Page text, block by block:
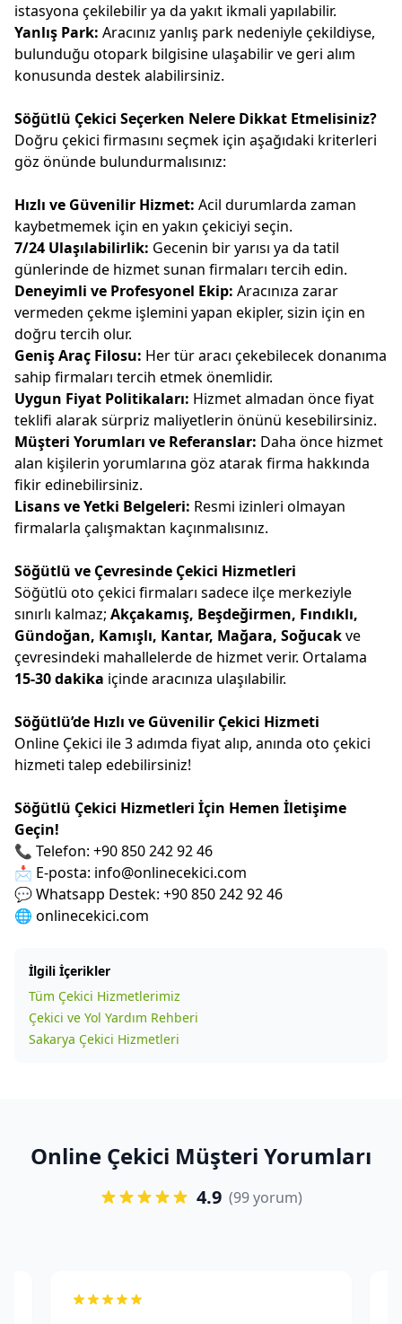
istasyona çekilebilir ya da yakıt ikmali yapılabilir.
Yanlış Park: Aracınız yanlış park nedeniyle çekildiyse,
bulunduğu otopark bilgisine ulaşabilir ve geri alım
konusunda destek alabilirsiniz.
Söğütlü Çekici Seçerken Nelere Dikkat Etmelisiniz?
Doğru çekici firmasını seçmek için aşağıdaki kriterleri
göz önünde bulundurmalısınız:
Hızlı ve Güvenilir Hizmet: Acil durumlarda zaman
kaybetmemek için en yakın çekiciyi seçin.
7/24 Ulaşılabilirlik: Gecenin bir yarısı ya da tatil
günlerinde de hizmet sunan firmaları tercih edin.
Deneyimli ve Profesyonel Ekip: Aracınıza zarar
vermeden çekme işlemini yapan ekipler, sizin için en
doğru tercih olur.
Geniş Araç Filosu: Her tür aracı çekebilecek donanıma
sahip firmaları tercih etmek önemlidir.
Uygun Fiyat Politikaları: Hizmet almadan önce fiyat
teklifi alarak sürpriz maliyetlerin önünü kesebilirsiniz.
Müşteri Yorumları ve Referanslar: Daha önce hizmet
alan kişilerin yorumlarına göz atarak firma hakkında
fikir edinebilirsiniz.
Lisans ve Yetki Belgeleri: Resmi izinleri olmayan
firmalarla çalışmaktan kaçınmalısınız.
Söğütlü ve Çevresinde Çekici Hizmetleri
Söğütlü oto çekici firmaları sadece ilçe merkeziyle
sınırlı kalmaz; Akçakamış, Beşdeğirmen, Fındıklı,
Gündoğan, Kamışlı, Kantar, Mağara, Soğucakve
çevresindeki mahallelerde de hizmet verir. Ortalama
15-30 dakika içinde aracınıza ulaşılabilir.
Söğütlü’de Hızlı ve Güvenilir Çekici Hizmeti
Online Çekici ile 3 adımda fiyat alıp, anında oto çekici
hizmeti talep edebilirsiniz!
Söğütlü Çekici Hizmetleri İçin Hemen İletişime
Geçin!
📞 Telefon: +90 850 242 92 46
📩 E-posta: info@onlinecekici.com
💬 Whatsapp Destek: +90 850 242 92 46
🌐 onlinecekici.com
İlgili İçerikler
Tüm Çekici Hizmetlerimiz
Çekici ve Yol Yardım Rehberi
Sakarya Çekici Hizmetleri
Online Çekici Müşteri Yorumları
4.9 (99 yorum)